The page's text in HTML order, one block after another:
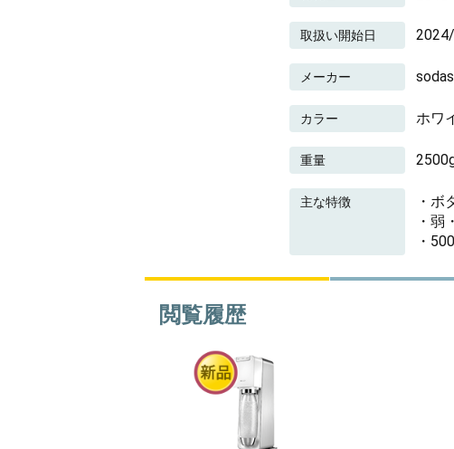
取扱い開始日
メーカー
カラー ホワ
重量
主な特徴
・ボ
・弱
・
閲覧履歴